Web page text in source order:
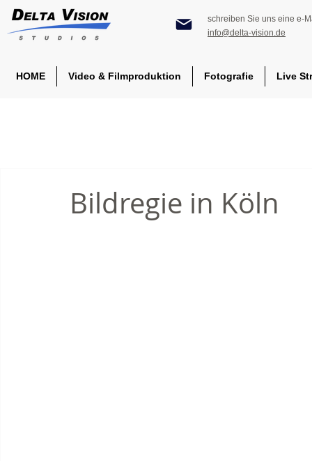
schreiben Sie uns eine e-
info@delta-vision.de
HOME Video & Filmproduktion Fotografie Live
Bildregie in Köln